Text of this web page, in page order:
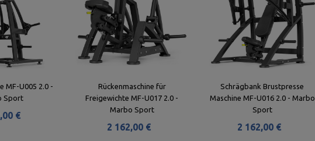
MF-U005 2.0 -
Sport
€
Rückenmaschine für
Freigewichte MF-U017 2.0 -
Marbo Sport
2 162,00 €
Schrägbank Brustpresse
Maschine MF-U016 2.0 - Marbo
Sport
2 162,00 €